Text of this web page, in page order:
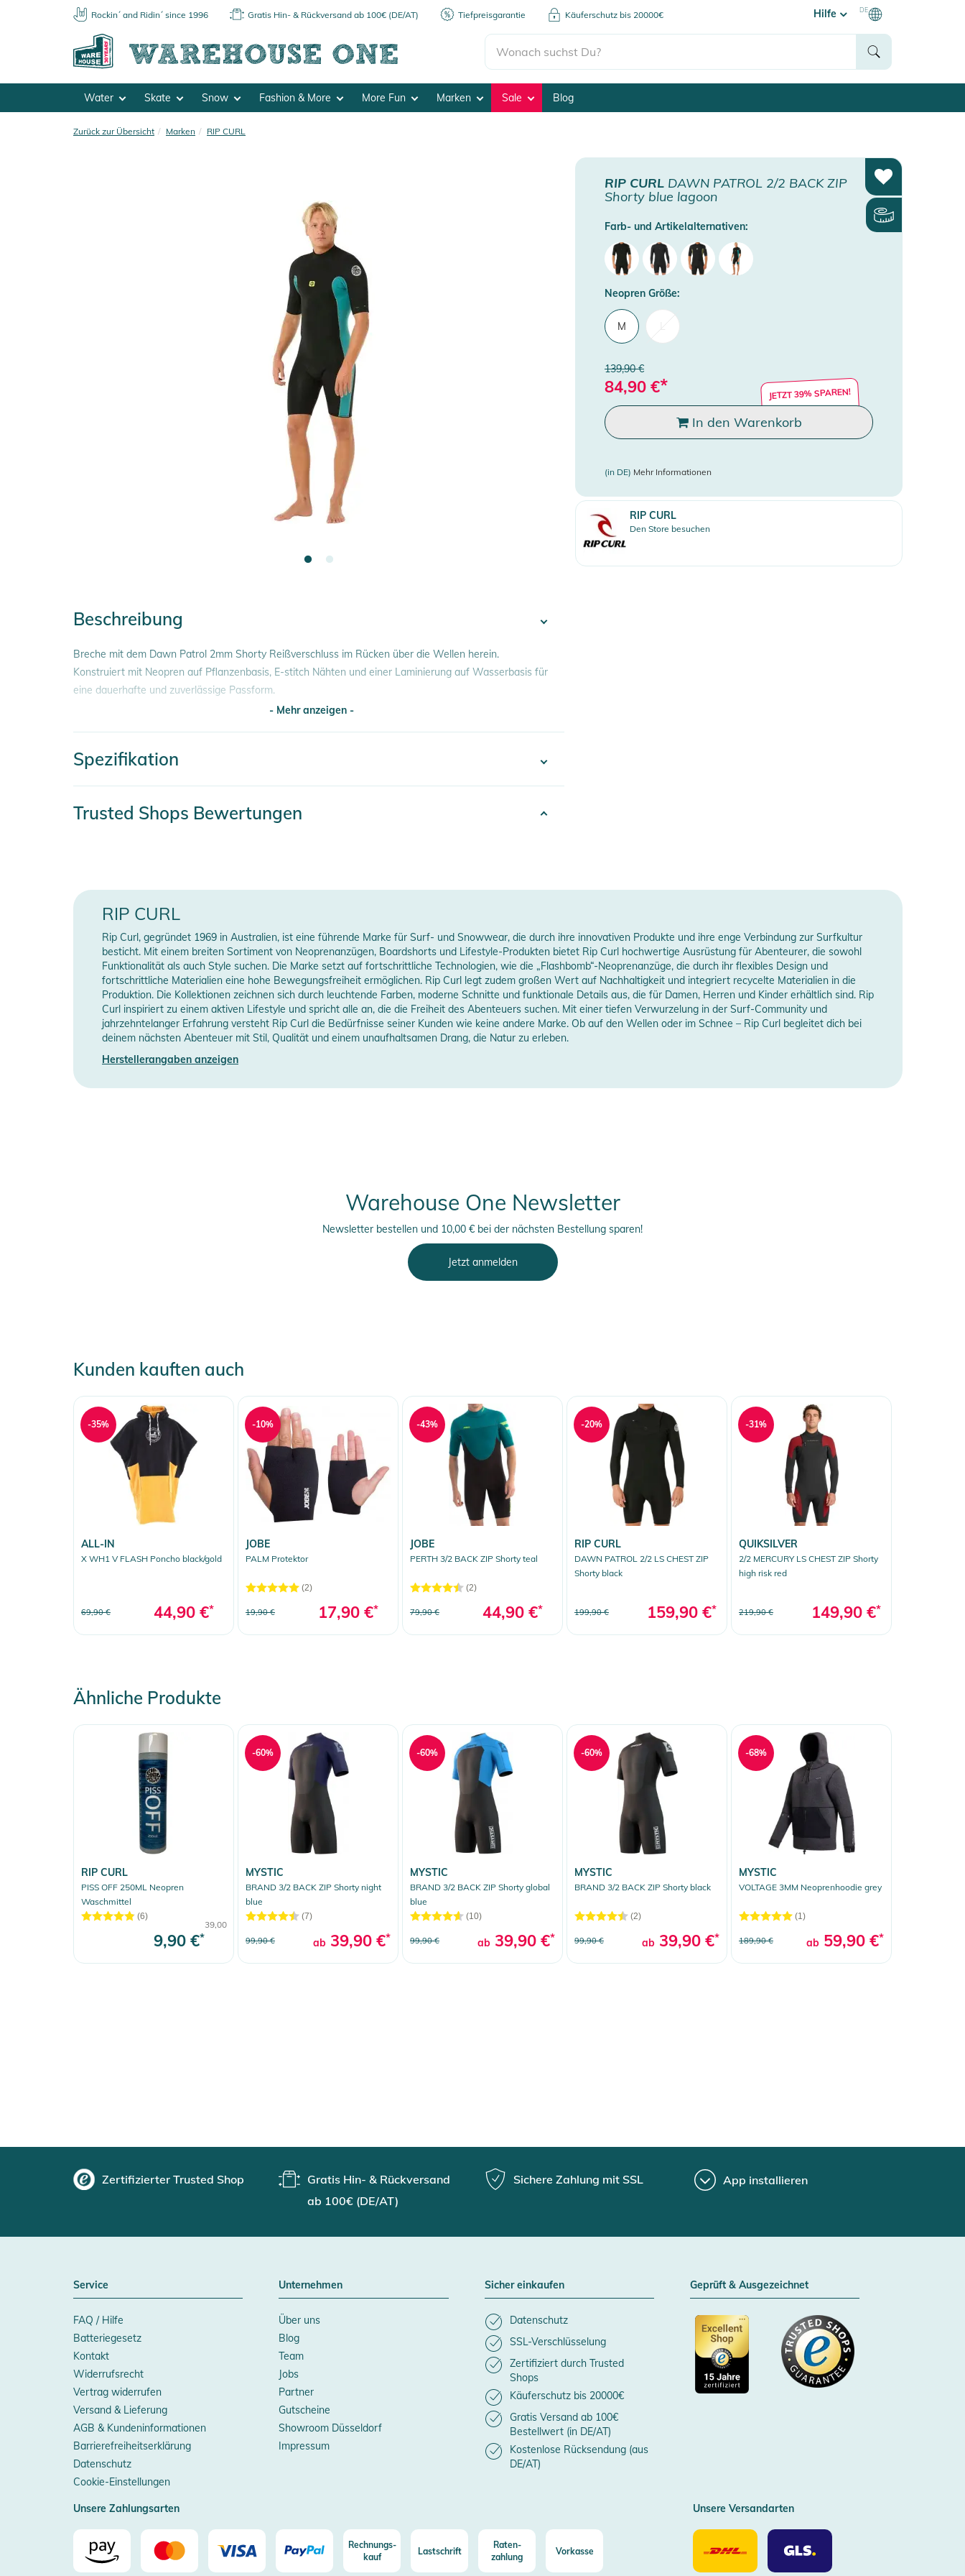
Rockin´ and Ridin´ since 1996 Gratis Hin- & Rückversand ab 100€ (DE/AT) Tiefpreisgarantie Käuferschutz bis 20000€ Hilfe DE
Water Skate Snow Fashion & More More Fun Marken Sale Blog
Zurück zur Übersicht Marken RIP CURL
RIP CURL DAWN PATROL 2/2 BACK ZIP
Shorty blue lagoon
Farb- und Artikelalternativen:
Neopren Größe:
M
139,90 €
84,90 €* JETZT 39% SPAREN!
In den Warenkorb
(in DE) Mehr Informationen
RIP CURL
Den Store besuchen
Beschreibung
Breche mit dem Dawn Patrol 2mm Shorty Reißverschluss im Rücken über die Wellen herein.
Konstruiert mit Neopren auf Pflanzenbasis, E-stitch Nähten und einer Laminierung auf Wasserbasis für
eine dauerhafte und zuverlässige Passform.
- natürlicher Schaumstoff auf Pflanzenbasis
- 2 mm E5-Neopren
- recyceltes Innenfutter
- E-stitch.
Produktinformationen und Sicherheitshinweise
Gebrauchsanweisungen, Sicherheitshinweise und Warnungen finden Sie direkt am Produkt.
- Mehr anzeigen -
Spezifikation
Gender Men
Typ Shorty
Neoprendicke 2 mm
Manufacturer Information Herstellerangaben anzeigen
Trusted Shops Bewertungen
RIP CURL
Rip Curl, gegründet 1969 in Australien, ist eine führende Marke für Surf- und Snowwear, die durch ihre innovativen Produkte und ihre enge Verbindung zur Surfkultur
besticht. Mit einem breiten Sortiment von Neoprenanzügen, Boardshorts und Lifestyle-Produkten bietet Rip Curl hochwertige Ausrüstung für Abenteurer, die sowohl
Funktionalität als auch Style suchen. Die Marke setzt auf fortschrittliche Technologien, wie die „Flashbomb“-Neoprenanzüge, die durch ihr flexibles Design und
fortschrittliche Materialien eine hohe Bewegungsfreiheit ermöglichen. Rip Curl legt zudem großen Wert auf Nachhaltigkeit und integriert recycelte Materialien in die
Produktion. Die Kollektionen zeichnen sich durch leuchtende Farben, moderne Schnitte und funktionale Details aus, die für Damen, Herren und Kinder erhältlich sind. Rip
Curl inspiriert zu einem aktiven Lifestyle und spricht alle an, die die Freiheit des Abenteuers suchen. Mit einer tiefen Verwurzelung in der Surf-Community und
jahrzehntelanger Erfahrung versteht Rip Curl die Bedürfnisse seiner Kunden wie keine andere Marke. Ob auf den Wellen oder im Schnee – Rip Curl begleitet dich bei
deinem nächsten Abenteuer mit Stil, Qualität und einem unaufhaltsamen Drang, die Natur zu erleben.
Herstellerangaben anzeigen
Warehouse One Newsletter
Newsletter bestellen und 10,00 € bei der nächsten Bestellung sparen!
Jetzt anmelden
Kunden kauften auch
ALL-IN
X WH1 V FLASH Poncho black/gold
69,90 € 44,90 €*
-35%
JOBE
PALM Protektor
(2)
19,90 € 17,90 €*
-10%
JOBE
PERTH 3/2 BACK ZIP Shorty teal
(2)
79,90 € 44,90 €*
-43%
RIP CURL
DAWN PATROL 2/2 LS CHEST ZIP
Shorty black
199,90 € 159,90 €*
-20%
QUIKSILVER
2/2 MERCURY LS CHEST ZIP Shorty
high risk red
219,90 € 149,90 €*
-31%
Ähnliche Produkte
RIP CURL
PISS OFF 250ML Neopren
Waschmittel
(6)
39,00
9,90 €*
MYSTIC
BRAND 3/2 BACK ZIP Shorty night
blue
(7)
99,90 € ab 39,90 €*
-60%
MYSTIC
BRAND 3/2 BACK ZIP Shorty global
blue
(10)
99,90 € ab 39,90 €*
-60%
MYSTIC
BRAND 3/2 BACK ZIP Shorty black
(2)
99,90 € ab 39,90 €*
-60%
MYSTIC
VOLTAGE 3MM Neoprenhoodie grey
(1)
189,90 € ab 59,90 €*
-68%
Zertifizierter Trusted Shop
Gratis Hin- & Rückversand
ab 100€ (DE/AT)
Sichere Zahlung mit SSL App installieren
Service
FAQ / Hilfe
Batteriegesetz
Kontakt
Widerrufsrecht
Vertrag widerrufen
Versand & Lieferung
AGB & Kundeninformationen
Barrierefreiheitserklärung
Datenschutz
Cookie-Einstellungen
Unternehmen
Über uns
Blog
Team
Jobs
Partner
Gutscheine
Showroom Düsseldorf
Impressum
Sicher einkaufen
Datenschutz
SSL-Verschlüsselung
Zertifiziert durch Trusted
Shops
Käuferschutz bis 20000€
Gratis Versand ab 100€
Bestellwert (in DE/AT)
Kostenlose Rücksendung (aus
DE/AT)
Geprüft & Ausgezeichnet
Unsere Zahlungsarten
Rechnungs-
kauf
Lastschrift
Raten-
zahlung
Vorkasse
Unsere Versandarten
Unsere
Versandarten
DHL
Unsere
Versandarten
GLS